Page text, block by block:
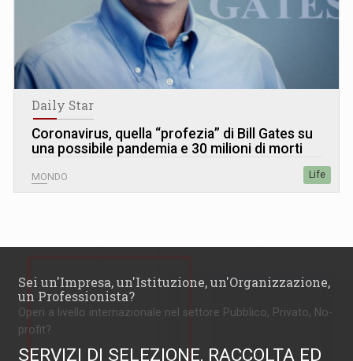
Daily Star
Coronavirus, quella “profezia” di Bill Gates su
una possibile pandemia e 30 milioni di morti
MONDO Life
Sei un'Impresa, un'Istituzione, un'Organizzazione,
un Professionista?
Operi a livello internazionale nel settore Pubblico, Privato, No-
profit?
SERVIZI DI SELEZIONE, RACCOLTA ED